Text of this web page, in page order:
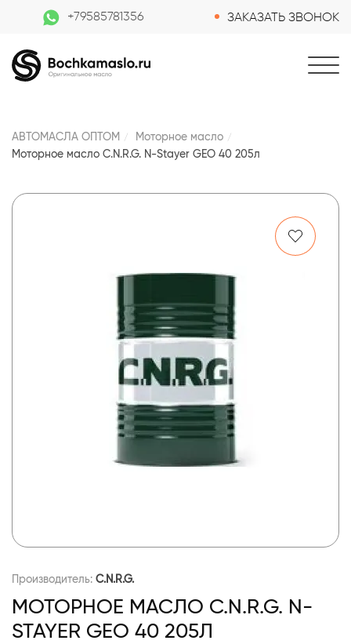
+79585781356 ЗАКАЗАТЬ ЗВОНОК
АВТОМАСЛА ОПТОМ
Моторное масло
Моторное масло C.N.R.G. N-Stayer GEO 40 205л
Производитель: C.N.R.G.
МОТОРНОЕ МАСЛО C.N.R.G. N-
STAYER GEO 40 205Л